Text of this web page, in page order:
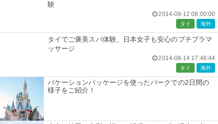
験
2014-09-12 08:00:00
タイ 海外
タイでご褒美スパ体験、日本女子も安心のプチプラマ
ッサージ
2014-08-14 17:46:44
タイ 海外
バケーションパッケージを使ったパークでの2日間の
様子をご紹介！